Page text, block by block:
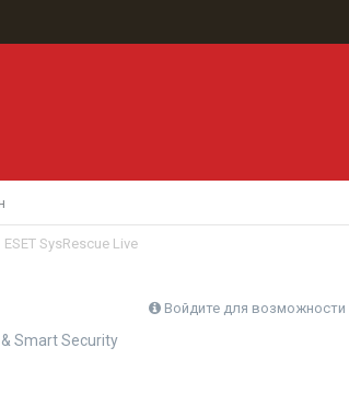
ESET SysRescue Live
Войдите для возможности
Smart Security